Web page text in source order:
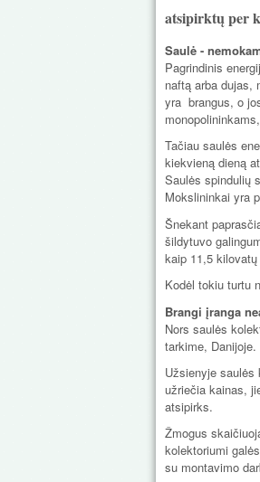
atsipirktų per
Saulė -
Pagrindinis
naftą arba dujas,
yra brangus, o
Tačiau saulės
kiekvieną dieną
Saulės spindulių
Mokslininkai yra
Šnekant
šildytuvo
kaip 11,5
Kodėl tokiu turtu
Brangi įranga
Nors saulės
tarkime,
Užsienyje saulės
užriečia kainas,
atsipirks.
Žmogus
kolektoriumi
su montavimo